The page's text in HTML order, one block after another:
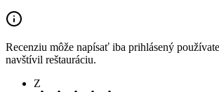
Recenziu môže napísať iba prihlásený
navštívil reštauráciu.
Z